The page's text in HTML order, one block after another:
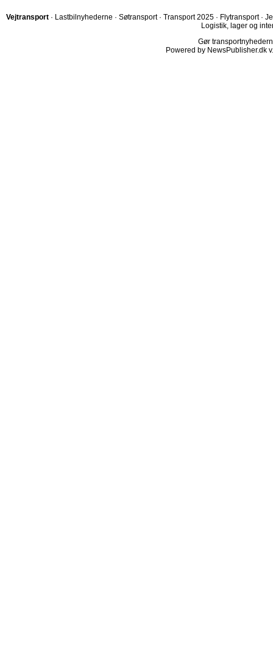
Vejtransport · Lastbilnyhederne · Søtransport · Transport 2025 · Flytransport ·
Logistik, lager og
Gør
Powered by NewsPublisher.dk